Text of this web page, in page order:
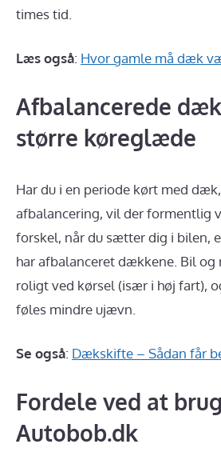
times tid.
Læs også: Hvor gamle må dæk
Afbalancerede
større køreglæde
Har du i en periode kørt med
afbalancering, vil der formentlig
forskel, når du sætter dig i bilen,
har afbalanceret dækkene. Bil og
roligt ved kørsel (især i høj fart),
føles mindre ujævn.
Se også: Dækskifte – Sådan får
Fordele ved at
Autobob.dk